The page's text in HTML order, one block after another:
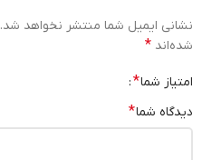
نشانی ایمیل شما منتشر نخواهد شد.
شده‌اند *
امتیاز شما*
دیدگاه شما*